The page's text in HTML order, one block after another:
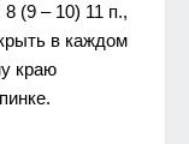
(9 – 10) 11 п.,
в каждом
краю